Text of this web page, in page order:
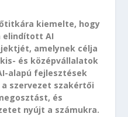
kiemelte, hogy
elindított AI
amelynek célja
és középvállalatok
alapú fejlesztések
szervezet szakértői
és
nyújt a számukra.